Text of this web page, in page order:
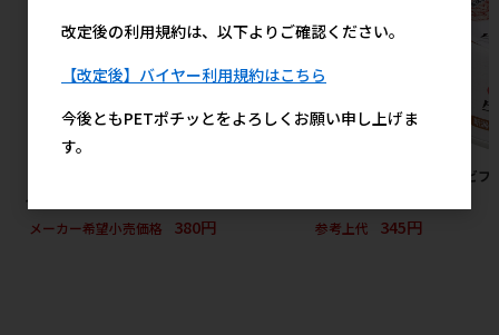
ぶんぶん トンボ
メーカー希望小売価格
380円
参考上代
345円
［デビ
改定後の利用規約は、以下よりご確認ください。
【改定後】バイヤー利用規約はこちら
今後ともPETポチッとをよろしくお願い申し上げま
す。